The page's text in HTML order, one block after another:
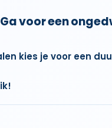
voor een
kies je voor een